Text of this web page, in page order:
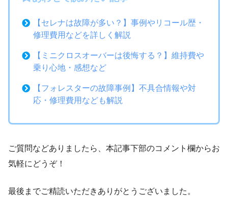
【セレナは故障が多い？】事例やリコール歴・
修理費用などを詳しく解説
【ミニクロスオーバーは後悔する？】維持費や
乗り心地・感想など
【フォレスターの故障事例】不具合情報や対
応・修理費用なども解説
ご質問などありましたら、本記事下部のコメント欄からお
気軽にどうぞ！
最後までご精読いただきありがとうございました。